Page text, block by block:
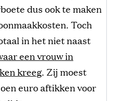
dus ook te maken
Toch
in het niet naast
een vrouw in
kreeg. Zij moest
euro aftikken voor